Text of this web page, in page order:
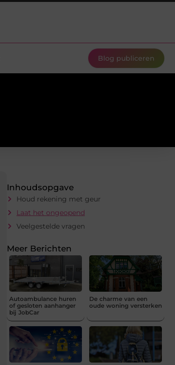
Blog publiceren
Inhoudsopgave
Houd rekening met geur
Laat het ongeopend
Veelgestelde vragen
Meer Berichten
Autoambulance huren
of gesloten aanhanger
bij JobCar
De charme van een
oude woning versterken